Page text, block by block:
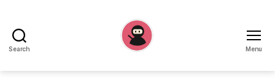
Search
Ninja
Menu